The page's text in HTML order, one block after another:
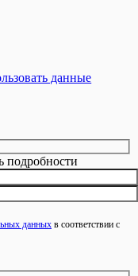
данные
подробности
данных в соответствии с